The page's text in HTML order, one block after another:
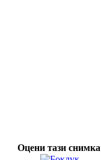
Оцени тази снимка